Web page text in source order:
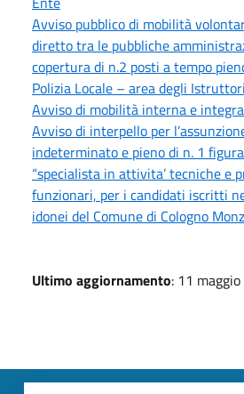
Avviso pubblico di mobilità
diretto tra le pubbliche
copertura di n.2 posti a tempo
Polizia Locale – area degli
Avviso di mobilità interna e
Avviso di interpello per
indeterminato e pieno di n. 1
“specialista in attivita’ tecniche e
funzionari, per i candidati iscritti
idonei del Comune di Cologno
Ultimo aggiornamento: 11